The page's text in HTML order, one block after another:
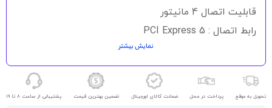
قابلیت اتصال 4 مانیتور
رابط اتصال : PCI Express 5
نمایش بیشتر
تحویل به موقع پرداخت در محل ضمانت کالای اورجینال تضمین بهترین قیمت پشتیبانی از ساعت 8 تا 19